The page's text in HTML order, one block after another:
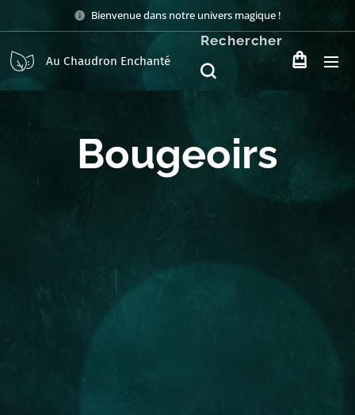
Bienvenue dans notre univers magique !
Au Chaudron Enchanté
Rechercher
Bougeoirs